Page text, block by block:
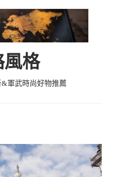
風格
軍武時尚好物推薦